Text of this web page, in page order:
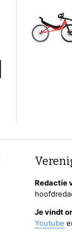
Redactie
Je vindt
Youtube